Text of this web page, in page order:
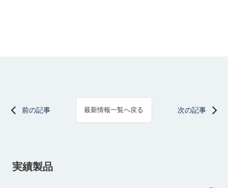
前の記事 最新情報一覧へ戻る 次の記事
実績製品